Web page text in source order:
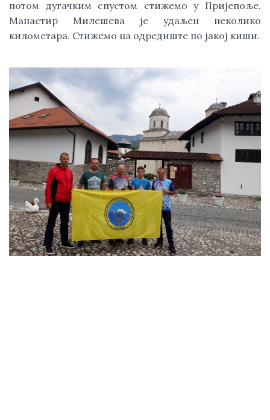
потом дугачким спустом стижемо у Пријепоље.
Манастир Милешева је удаљен неколико
километара. Стижемо на одредиште по јакој киши.